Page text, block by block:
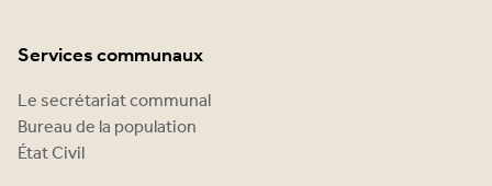
Services communaux
Le secrétariat communal
Bureau de la population
État Civil